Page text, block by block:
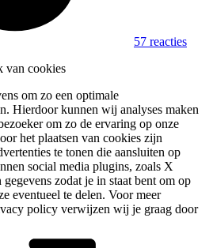
57 reacties
van cookies
om zo een optimale
Hierdoor kunnen wij analyses maken
om zo de ervaring op onze
het plaatsen van cookies zijn
te tonen die aansluiten op
social media plugins, zoals X
zodat je in staat bent om op
eventueel te delen. Voor meer
policy verwijzen wij je graag door